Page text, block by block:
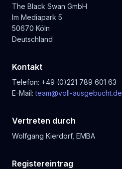
The Black Swan GmbH
Im Mediapark 5
50670 Köln
Deutschland
Kontakt
Telefon: +49 (0)221 789 601 63
E-Mail:team@voll-ausgebucht.de
Vertreten durch
Wolfgang Kierdorf, EMBA
Registereintrag